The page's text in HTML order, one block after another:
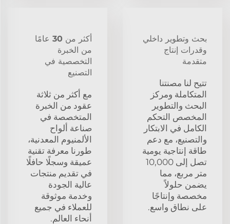
بحث وتطوير داخلي
وقدرات إنتاج
متقدمة
تتيح لنا مصنتنا
المتكاملة ومركز
البحث والتطوير
المخصص التحكم
الكامل في الابتكار
والتصنيع، مع دعم
طاقة إنتاجية يومية
تصل إلى 10,000
متر مربع، مما
يضمن حلولاً
مخصصة وإنتاجًا
على نطاق واسع.
أكثر من 30 عامًا
من الخبرة
التخصصية في
التصنيع
مع أكثر من ثلاثة
عقود من الخبرة
المتخصصة في
صناعة ألواح
الألمنيوم المعدنية،
طورنا معرفة تقنية
عميقة وسجلًا حافلًا
في تقديم منتجات
عالية الجودة
وخدمة موثوقة
للعملاء في جميع
أنحاء العالم.